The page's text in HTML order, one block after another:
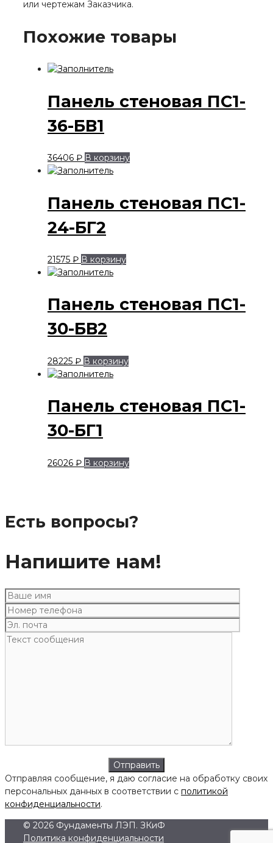
или чертежам Заказчика.
Похожие товары
Панель стеновая ПС1-
36-БВ1
36406 ₽ В корзину
Панель стеновая ПС1-
24-БГ2
21575 ₽ В корзину
Панель стеновая ПС1-
30-БВ2
28225 ₽ В корзину
Панель стеновая ПС1-
30-БГ1
26026 ₽ В корзину
Есть вопросы?
Напишите нам!
Отправляя сообщение, я даю согласие на обработку своих
персональных данных в соответствии с политикой
конфиденциальности.
© 2026 Фундаменты ЛЭП. ЗКиФ
Политика конфиденциальности